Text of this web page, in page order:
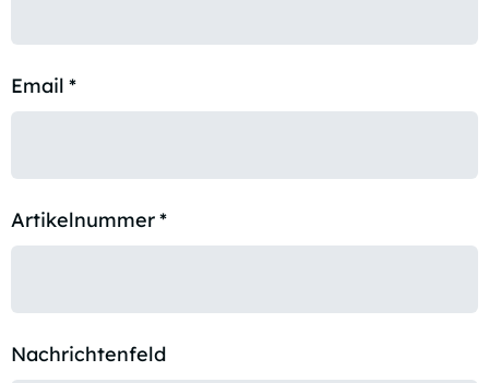
Email *
Artikelnummer*
Nachrichtenfeld